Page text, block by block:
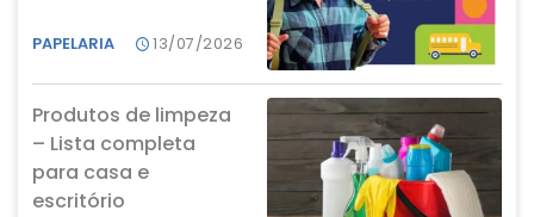
PAPELARIA 13/07/2026
Produtos de limpeza
– Lista completa
para casa e
escritório